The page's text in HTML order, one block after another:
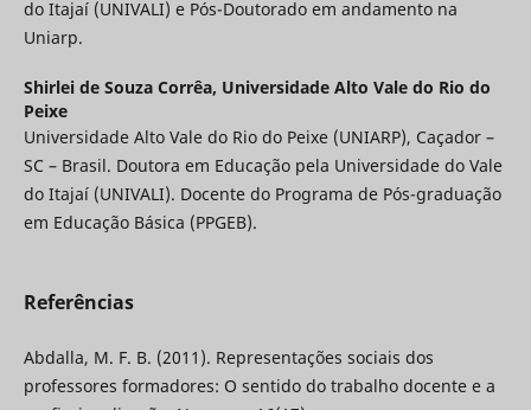
do Itajaí (UNIVALI) e Pós-Doutorado em andamento na
Uniarp.
Shirlei de Souza Corrêa, Universidade Alto Vale do Rio do
Peixe
Universidade Alto Vale do Rio do Peixe (UNIARP), Caçador –
SC – Brasil. Doutora em Educação pela Universidade do Vale
do Itajaí (UNIVALI). Docente do Programa de Pós-graduação
em Educação Básica (PPGEB).
Referências
Abdalla, M. F. B. (2011). Representações sociais dos
professores formadores: O sentido do trabalho docente e a